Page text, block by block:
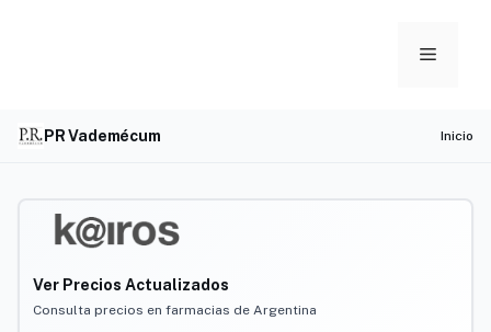
Menu
PR Vademécum Inicio
Ver Precios Actualizados
Consulta precios en farmacias de Argentina